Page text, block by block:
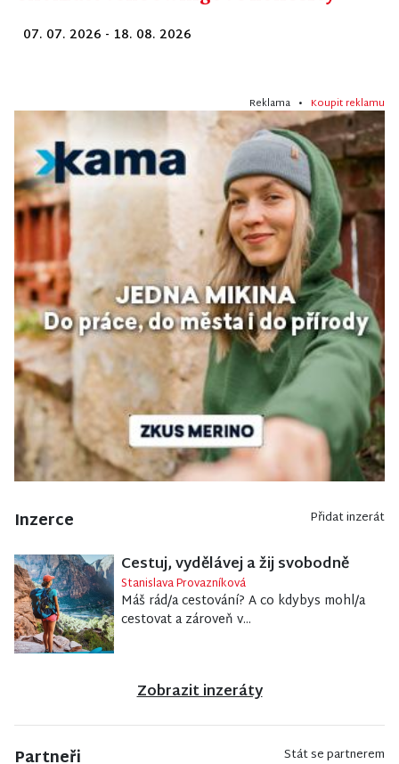
07. 07. 2026 - 18. 08. 2026
Reklama • Koupit reklamu
Inzerce Přidat inzerát
Cestuj, vydělávej a žij svobodně
Stanislava Provazníková
Máš rád/a cestování? A co kdybys mohl/a
cestovat a zároveň v...
Zobrazit inzeráty
Partneři Stát se partnerem